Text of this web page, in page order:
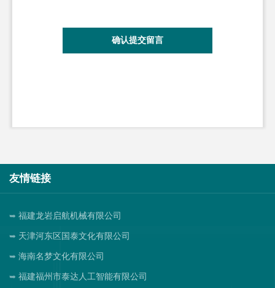
确认提交留言
友情链接
福建龙岩启航机械有限公司
天津河东区国泰文化有限公司
海南名梦文化有限公司
福建福州市泰达人工智能有限公司